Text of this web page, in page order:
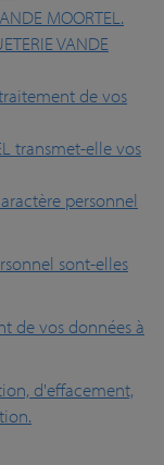
MOORTEL.
VANDE
de vos
transmet-elle vos
personnel
sont-elles
de vos données à
d'effacement,